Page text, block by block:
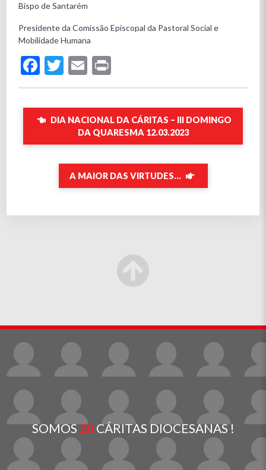
Bispo de Santarém
Presidente da Comissão Episcopal da Pastoral Social e
Mobilidade Humana
Facebook
Twitter
Email
DIA NACIONAL DA CÁRITAS – III DOMINGO
DA QUARESMA 12.03.2023
A MAIOR DAS VIRTUDES…
SOMOS20CÁRITAS DIOCESANAS !